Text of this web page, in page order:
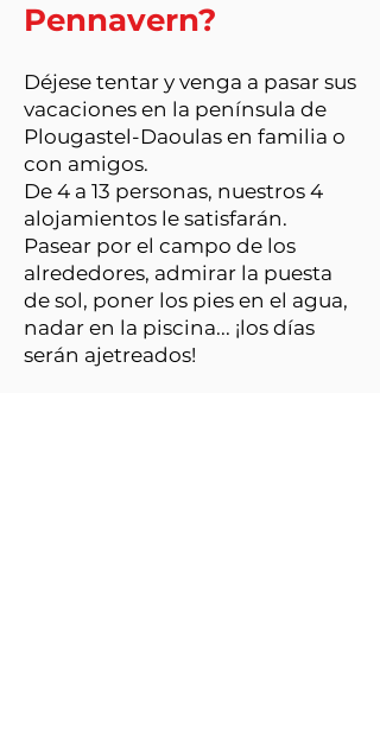
Pennavern?
Déjese tentar y venga a pasar sus
vacaciones en la península de
Plougastel-Daoulas en familia o
con amigos.
De 4 a 13 personas, nuestros 4
alojamientos le satisfarán.
Pasear por el campo de los
alrededores, admirar la puesta
de sol, poner los pies en el agua,
nadar en la piscina... ¡los días
serán ajetreados!